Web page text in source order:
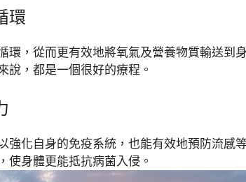
環
環，從而更有效地將氧氣及營養物質輸送到
說，都是一個很好的療程。
強化自身的免疫系統，也能有效地預防流感
使身體更能抵抗病菌入侵。